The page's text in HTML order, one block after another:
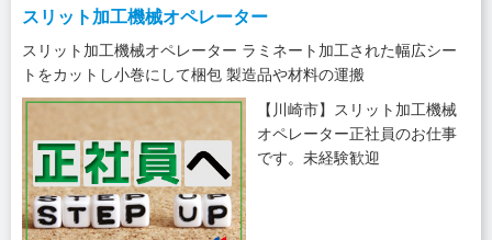
スリット加工機械オペレーター
スリット加工機械オペレーター ラミネート加工された幅広シー
トをカットし小巻にして梱包 製造品や材料の運搬
【川崎市】スリット加工機械
オペレーター正社員のお仕事
です。未経験歓迎